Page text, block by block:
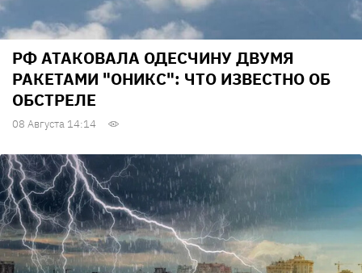
РФ АТАКОВАЛА ОДЕСЧИНУ ДВУМЯ
РАКЕТАМИ "ОНИКС": ЧТО ИЗВЕСТНО ОБ
ОБСТРЕЛЕ
08 Августа 14:14